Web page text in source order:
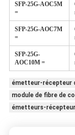
SFP-25G-AOC5M
=
SFP-25G-AOC7M
=
SFP-25G-
AOC10M =
émetteur-récepteur
module de fibre de
émetteurs-